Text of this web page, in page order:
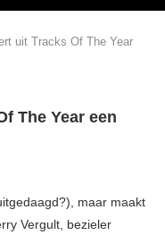
uit Tracks Of The Year
The Year een
maar maakt
Vergult, bezieler